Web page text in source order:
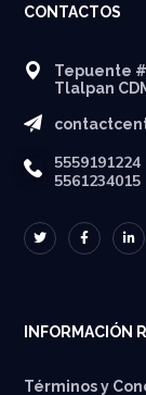
CONTACTOS
Tepuente
Tlalpan
5559191224
5561234015
INFORMACIÓN
Términos y